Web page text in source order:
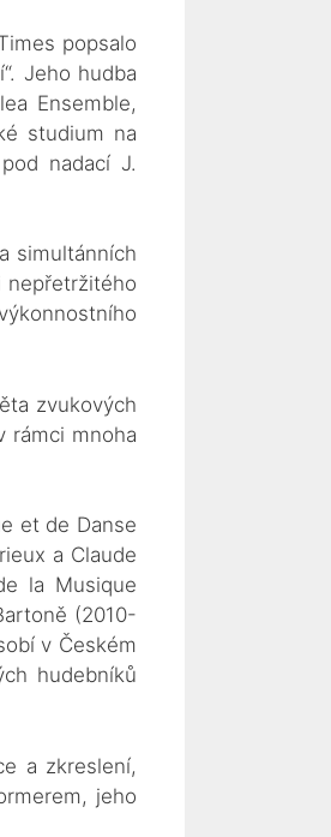
popsalo
Jeho hudba
Ensemble,
studium na
nadací J.
simultánních
nepřetržitého
zvukových
rámci mnoha
et de Danse
a Claude
la Musique
(2010-
v Českém
hudebníků
a zkreslení,
jeho